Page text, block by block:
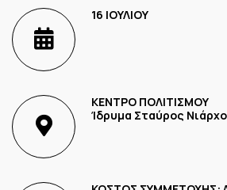
16 ΙΟΥΛΙΟΥ
ΚΕΝΤΡΟ ΠΟΛΙΤΙΣΜΟΥ
Ίδρυμα Σταύρος